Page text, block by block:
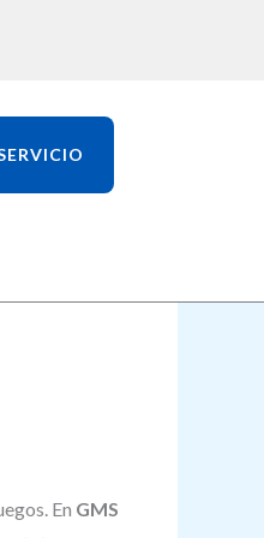
En GMS